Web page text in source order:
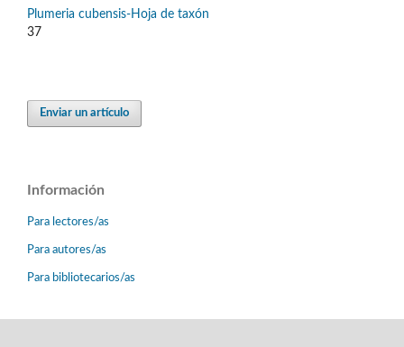
Plumeria cubensis-Hoja de taxón
37
Enviar un artículo
Información
Para lectores/as
Para autores/as
Para bibliotecarios/as